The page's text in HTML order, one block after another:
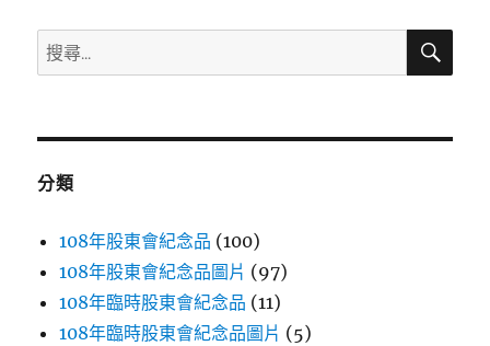
搜
尋
鍵
搜
分類
108年股東會紀念品 (100)
108年股東會紀念品圖片 (97)
108年臨時股東會紀念品 (11)
108年臨時股東會紀念品圖片 (5)